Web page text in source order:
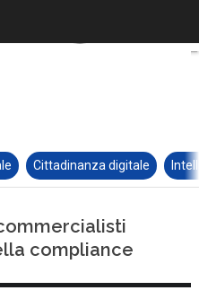
Cittadinanza digitale
compliance